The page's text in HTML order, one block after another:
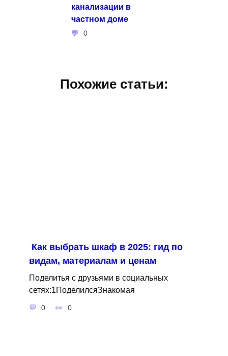
канализации в
частном доме
0
Похожие статьи:
Как выбрать шкаф в 2025: гид по
видам, материалам и ценам
Поделитья с друзьями в социальных
сетях:1ПоделилсяЗнакомая
0 0